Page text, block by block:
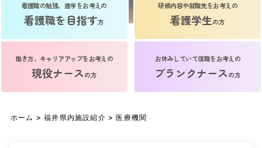
看護職の勉強、進学をお考えの
看護職を目指す方
研修内容や就職先をお考えの
看護学生の方
働き方、キャリアアップをお考えの
現役ナースの方
お休みしていて復職をお考えの
ブランクナースの方
ホーム >福井県内施設紹介 > 医療機関